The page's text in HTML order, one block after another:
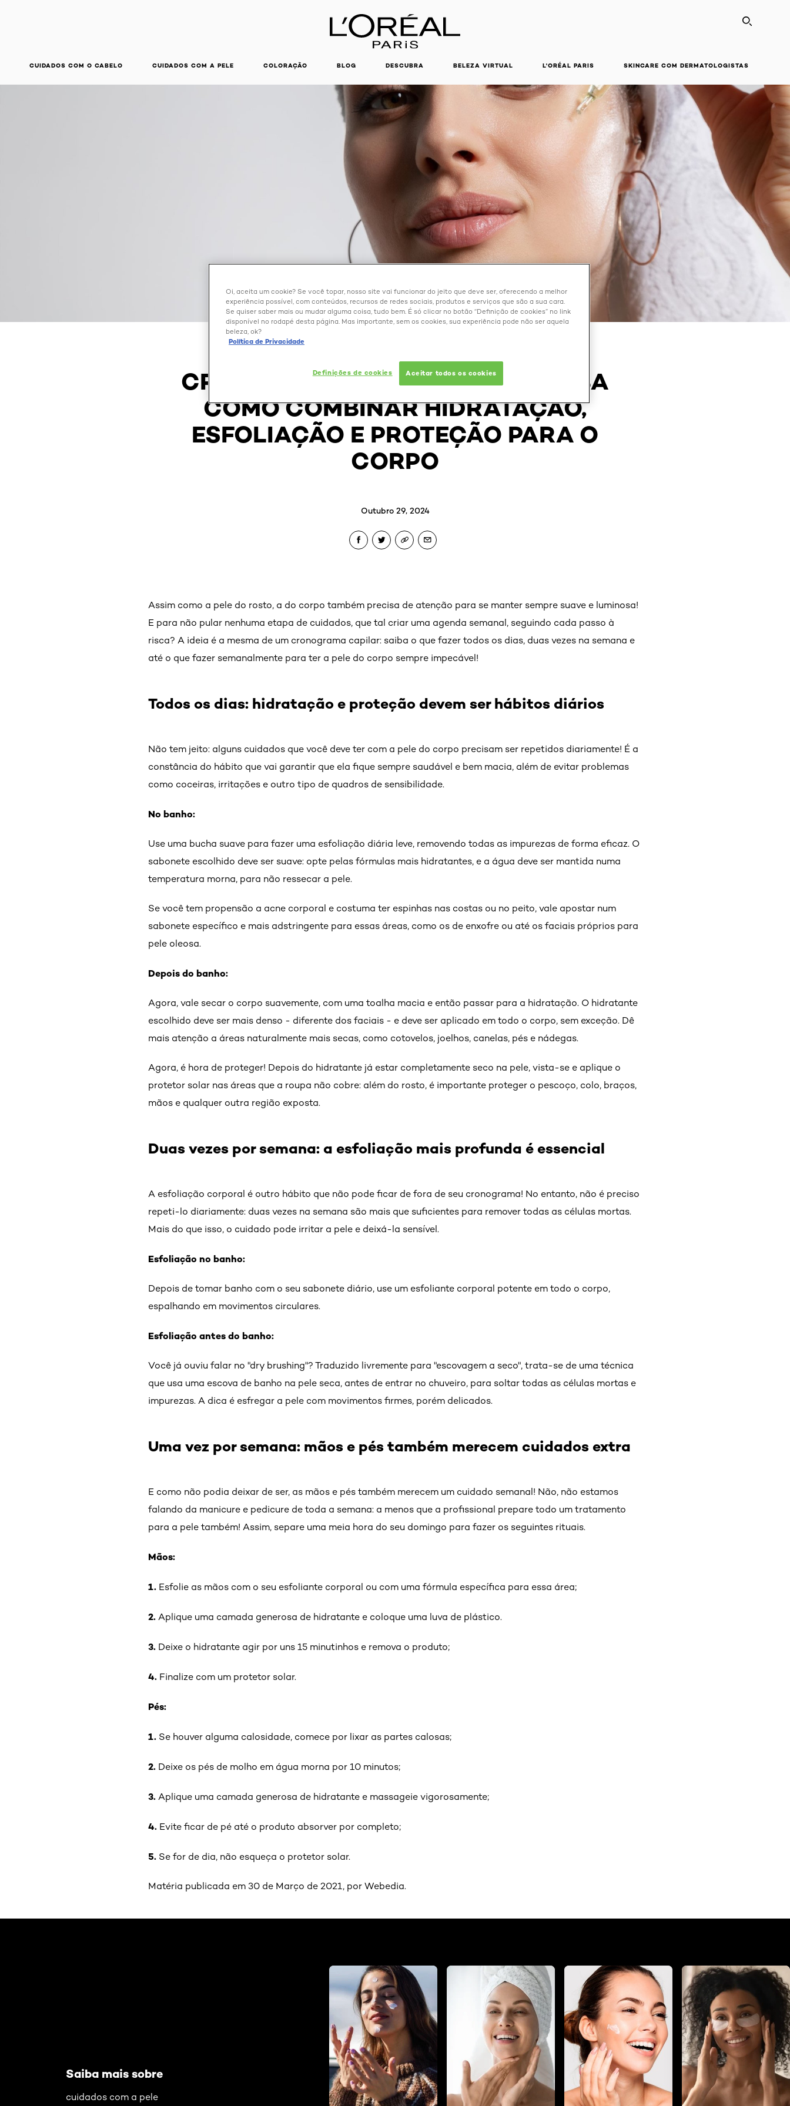
CUIDADOS COM O CABELO CUIDADOS COM A PELE COLORAÇÃO BLOG DESCUBRA BELEZA VIRTUAL L'ORÉAL PARIS SKINCARE COM DERMATOLOGISTAS
CRONOGRAMA PARA A PELE: SAIBA
COMO COMBINAR HIDRATAÇÃO,
ESFOLIAÇÃO E PROTEÇÃO PARA O
CORPO
Outubro 29, 2024
Assim como a pele do rosto, a do corpo também precisa de atenção para se manter sempre suave e luminosa!
E para não pular nenhuma etapa de cuidados, que tal criar uma agenda semanal, seguindo cada passo à
risca? A ideia é a mesma de um cronograma capilar: saiba o que fazer todos os dias, duas vezes na semana e
até o que fazer semanalmente para ter a pele do corpo sempre impecável!
Todos os dias: hidratação e proteção devem ser hábitos diários
Não tem jeito: alguns cuidados que você deve ter com a pele do corpo precisam ser repetidos diariamente! É a
constância do hábito que vai garantir que ela fique sempre saudável e bem macia, além de evitar problemas
como coceiras, irritações e outro tipo de quadros de sensibilidade.
No banho:
Use uma bucha suave para fazer uma esfoliação diária leve, removendo todas as impurezas de forma eficaz. O
sabonete escolhido deve ser suave: opte pelas fórmulas mais hidratantes, e a água deve ser mantida numa
temperatura morna, para não ressecar a pele.
Se você tem propensão a acne corporal e costuma ter espinhas nas costas ou no peito, vale apostar num
sabonete específico e mais adstringente para essas áreas, como os de enxofre ou até os faciais próprios para
pele oleosa.
Depois do banho:
Agora, vale secar o corpo suavemente, com uma toalha macia e então passar para a hidratação. O hidratante
escolhido deve ser mais denso - diferente dos faciais - e deve ser aplicado em todo o corpo, sem exceção. Dê
mais atenção a áreas naturalmente mais secas, como cotovelos, joelhos, canelas, pés e nádegas.
Agora, é hora de proteger! Depois do hidratante já estar completamente seco na pele, vista-se e aplique o
protetor solar nas áreas que a roupa não cobre: além do rosto, é importante proteger o pescoço, colo, braços,
mãos e qualquer outra região exposta.
Duas vezes por semana: a esfoliação mais profunda é essencial
A esfoliação corporal é outro hábito que não pode ficar de fora de seu cronograma! No entanto, não é preciso
repeti-lo diariamente: duas vezes na semana são mais que suficientes para remover todas as células mortas.
Mais do que isso, o cuidado pode irritar a pele e deixá-la sensível.
Esfoliação no banho:
Depois de tomar banho com o seu sabonete diário, use um esfoliante corporal potente em todo o corpo,
espalhando em movimentos circulares.
Esfoliação antes do banho:
Você já ouviu falar no "dry brushing"? Traduzido livremente para "escovagem a seco", trata-se de uma técnica
que usa uma escova de banho na pele seca, antes de entrar no chuveiro, para soltar todas as células mortas e
impurezas. A dica é esfregar a pele com movimentos firmes, porém delicados.
Uma vez por semana: mãos e pés também merecem cuidados extra
E como não podia deixar de ser, as mãos e pés também merecem um cuidado semanal! Não, não estamos
falando da manicure e pedicure de toda a semana: a menos que a profissional prepare todo um tratamento
para a pele também! Assim, separe uma meia hora do seu domingo para fazer os seguintes rituais.
Mãos:
1. Esfolie as mãos com o seu esfoliante corporal ou com uma fórmula específica para essa área;
2. Aplique uma camada generosa de hidratante e coloque uma luva de plástico.
3. Deixe o hidratante agir por uns 15 minutinhos e remova o produto;
4. Finalize com um protetor solar.
Pés:
1. Se houver alguma calosidade, comece por lixar as partes calosas;
2. Deixe os pés de molho em água morna por 10 minutos;
3. Aplique uma camada generosa de hidratante e massageie vigorosamente;
4. Evite ficar de pé até o produto absorver por completo;
5. Se for de dia, não esqueça o protetor solar.
Matéria publicada em 30 de Março de 2021, por Webedia.
Saiba mais sobre
cuidados com a pele
Oi, aceita um cookie? Se você topar, nosso site vai funcionar do jeito que deve ser, oferecendo a melhor
experiência possível, com conteúdos, recursos de redes sociais, produtos e serviços que são a sua cara.
Se quiser saber mais ou mudar alguma coisa, tudo bem. É só clicar no botão “Definição de cookies” no link
disponível no rodapé desta página. Mas importante, sem os cookies, sua experiência pode não ser aquela
beleza, ok?
Política de Privacidade
Definições de cookies Aceitar todos os cookies